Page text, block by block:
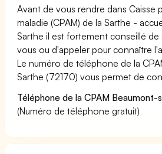
Avant de vous rendre dans Caisse
maladie (CPAM) de la Sarthe -
Sarthe il est fortement conseillé
vous ou d'appeler pour connaître
Le numéro de téléphone de la
Sarthe (72170) vous permet de
Téléphone de la CPAM Beaumont-
(Numéro de téléphone gratuit)